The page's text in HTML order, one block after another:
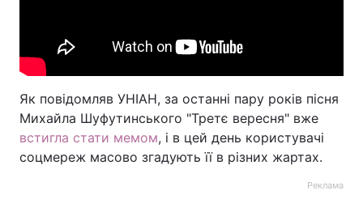
Як повідомляв УНІАН, за останні пару років пісня
Михайла Шуфутинського "Третє вересня" вже
встигла стати мемом, і в цей день користувачі
соцмереж масово згадують її в різних жартах.
Реклама